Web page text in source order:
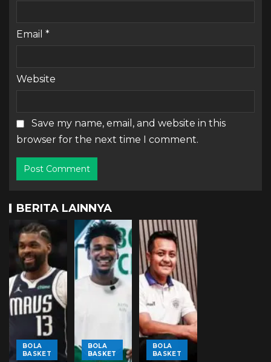
Email *
Website
Save my name, email, and website in this
browser for the next time I comment.
BERITA LAINNYA
BOLA
BASKET
BOLA
BASKET
BOLA
BASKET